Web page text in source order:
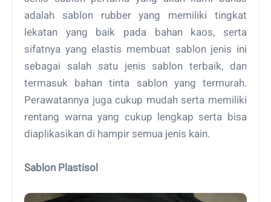
adalah sablon rubber yang memiliki tingkat
lekatan yang baik pada bahan kaos, serta
sifatnya yang elastis membuat sablon jenis ini
sebagai salah satu jenis sablon terbaik, dan
termasuk bahan tinta sablon yang termurah.
Perawatannya juga cukup mudah serta memiliki
rentang warna yang cukup lengkap serta bisa
diaplikasikan di hampir semua jenis kain.
Sablon Plastisol